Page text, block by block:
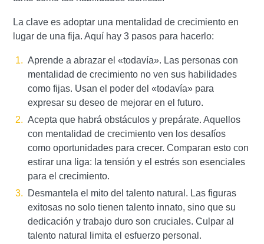
La clave es adoptar una mentalidad de crecimiento en
lugar de una fija. Aquí hay 3 pasos para hacerlo:
Aprende a abrazar el «todavía». Las personas con
mentalidad de crecimiento no ven sus habilidades
como fijas. Usan el poder del «todavía» para
expresar su deseo de mejorar en el futuro.
Acepta que habrá obstáculos y prepárate. Aquellos
con mentalidad de crecimiento ven los desafíos
como oportunidades para crecer. Comparan esto con
estirar una liga: la tensión y el estrés son esenciales
para el crecimiento.
Desmantela el mito del talento natural. Las figuras
exitosas no solo tienen talento innato, sino que su
dedicación y trabajo duro son cruciales. Culpar al
talento natural limita el esfuerzo personal.